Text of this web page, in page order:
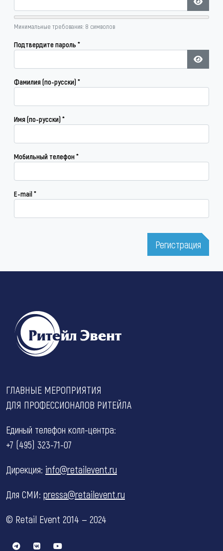
Минимальные требования: 8 символов
Подтвердите пароль *
E-mail*
Фамилия (по-русски)*
Имя (по-русски)*
Мобильный телефон*
Регистрация
ГЛАВНЫЕ МЕРОПРИЯТИЯ
ДЛЯ ПРОФЕССИОНАЛОВ РИТЕЙЛА
Единый телефон колл-центра:
+7 (495) 323-71-07
Дирекция: info@retailevent.ru
Для СМИ: pressa@retailevent.ru
© Retail Event 2014 — 2024